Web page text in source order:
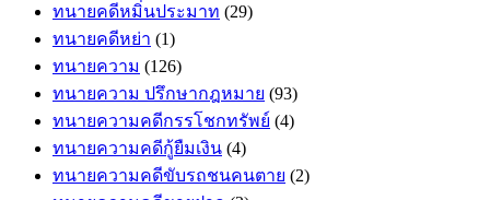
ทนายคดีหมิ่นประมาท (29)
ทนายคดีหย่า (1)
ทนายความ (126)
ทนายความ ปรึกษากฎหมาย (93)
ทนายความคดีกรรโชกทรัพย์ (4)
ทนายความคดีกู้ยืมเงิน (4)
ทนายความคดีขับรถชนคนตาย (2)